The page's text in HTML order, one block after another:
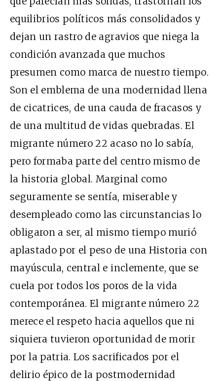
equilibrios políticos más consolidados y
dejan un rastro de agravios que niega la
condición avanzada que muchos
presumen como marca de nuestro tiempo.
Son el emblema de una modernidad llena
de cicatrices, de una cauda de fracasos y
de una multitud de vidas quebradas. El
migrante número 22 acaso no lo sabía,
pero formaba parte del centro mismo de
la historia global. Marginal como
seguramente se sentía, miserable y
desempleado como las circunstancias lo
obligaron a ser, al mismo tiempo murió
aplastado por el peso de una Historia con
mayúscula, central e inclemente, que se
cuela por todos los poros de la vida
contemporánea. El migrante número 22
merece el respeto hacia aquellos que ni
siquiera tuvieron oportunidad de morir
por la patria. Los sacrificados por el
delirio épico de la postmodernidad